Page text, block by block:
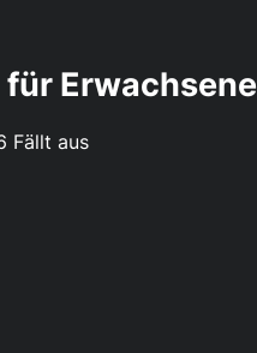
Erwachsene
Fällt aus